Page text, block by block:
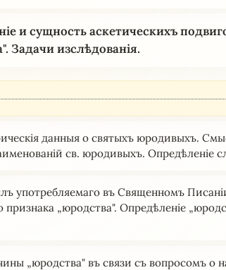
и сущность аскетическихъ
Задачи изслѣдованія.
данныя о святыхъ юродивыхъ.
св. юродивыхъ. Опредѣленіе
употребляемаго въ Священномъ
признака „юродства". Опредѣленіе
„юродства" въ связи съ вопросомъ о